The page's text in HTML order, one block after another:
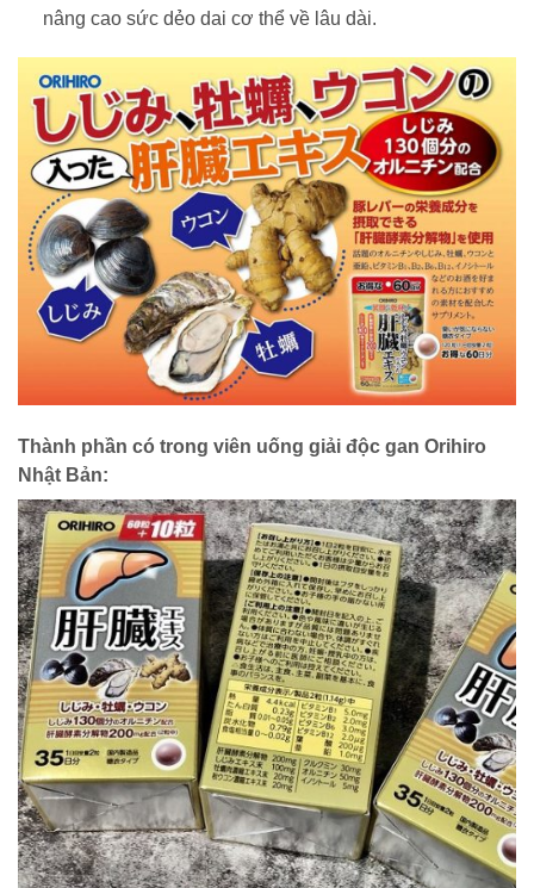
nâng cao sức dẻo dai cơ thể về lâu dài.
Thành phần có trong viên uống giải độc gan Orihiro
Nhật Bản: